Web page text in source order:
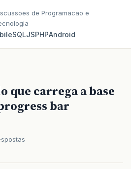
de Programacao e
SQLJSPHPAndroid
que carrega a base
bar